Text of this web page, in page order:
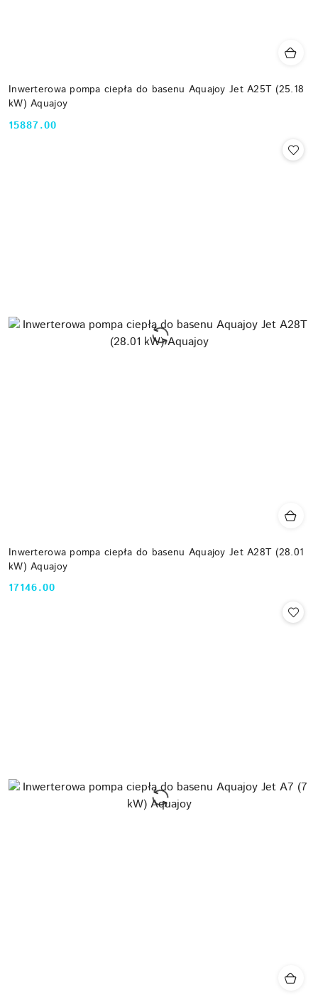
Inwerterowa pompa ciepła do basenu Aquajoy Jet A25T (25.18
kW) Aquajoy
Cena:
15887.00
Inwerterowa pompa ciepła do basenu Aquajoy Jet A28T (28.01
kW) Aquajoy
Cena:
17146.00